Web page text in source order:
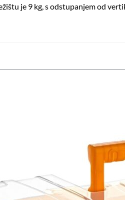
je 9 kg, s odstupanjem od